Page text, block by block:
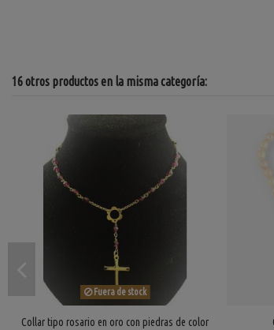
16 otros productos en la misma categoría:
Fuera de stock
Collar tipo rosario en oro con piedras de color